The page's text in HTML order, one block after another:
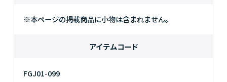
※本ページの掲載商品に小物は含まれません。
アイテムコード
FGJ01-099